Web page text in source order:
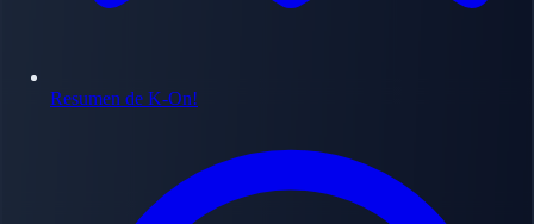
Resumen de K-On!